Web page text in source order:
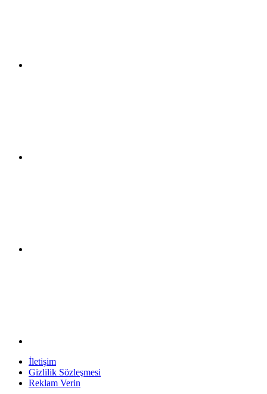
İletişim
Gizlilik Sözleşmesi
Reklam Verin